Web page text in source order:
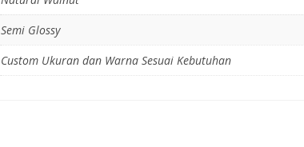
Semi Glossy
Custom Ukuran dan Warna Sesuai Kebutuhan